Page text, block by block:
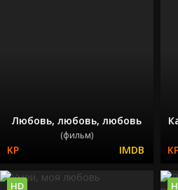
Любовь, любовь, любовь
(фильм)
HD